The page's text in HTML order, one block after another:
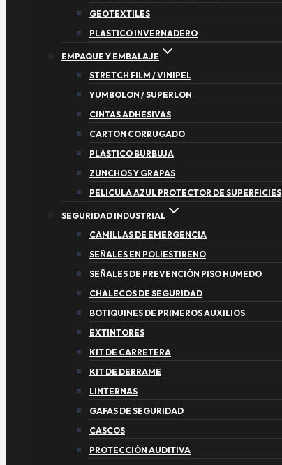
GEOTEXTILES
PLASTICO INVERNADERO
EMPAQUE Y EMBALAJE
STRETCH FILM / VINIPEL
YUMBOLON / SUPERLON
CINTAS ADHESIVAS
CARTON CORRUGADO
PLASTICO BURBUJA
ZUNCHOS Y GRAPAS
PELICULA AZUL PROTECTOR DE SUPERFICIES
SEGURIDAD INDUSTRIAL
CAMILLAS DE EMERGENCIA
SEÑALES EN POLIESTIRENO
SEÑALES DE PREVENCIÓN PISO HUMEDO
CHALECOS DE SEGURIDAD
BOTIQUINES DE PRIMEROS AUXILIOS
EXTINTORES
KIT DE CARRETERA
KIT DE DERRAME
LINTERNAS
GAFAS DE SEGURIDAD
CASCOS
PROTECCIÓN AUDITIVA